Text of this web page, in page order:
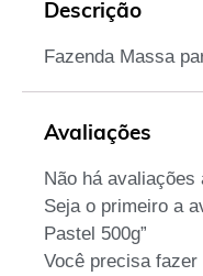
Descrição
Fazenda Massa
Avaliações
Não há avaliações
Seja o primeiro a
Pastel 500g”
Você precisa fazer